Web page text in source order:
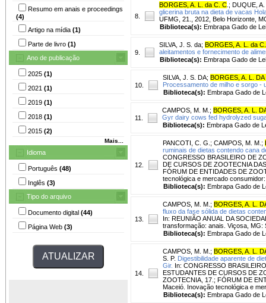
Resumo em anais e proceedings
(4)
Artigo na mídia (1)
Parte de livro (1)
Ano de publicação
2025 (1)
2021 (1)
2019 (1)
2018 (1)
2015 (2)
Mais...
Idioma
Português (48)
Inglês (3)
Tipo do arquivo
Documento digital (44)
Página Web (3)
8.
BORGES, A. L. da C. C ; DUQUE, A.
glicerina bruta na dieta de vacas
UFMG, 21., 2012, Belo Horizonte,
Biblioteca(s): Embrapa Gado de
9.
SILVA, J. S. da; BORGES, A. L. da
aleitamentos e fornecimento de
Biblioteca(s): Embrapa Gado de
10.
SILVA, J. S. DA; BORGES, A. L. DA
Processamento de milho e sorgo -
Biblioteca(s): Embrapa Gado de
11.
CAMPOS, M. M. ; BORGES, A. L.
Gyr dairy cows fed hydrolyzed
Biblioteca(s): Embrapa Gado de
12.
PANCOTI, C. G. ; CAMPOS, M. M. ;
ruminais de dietas contendo cana
CONGRESSO BRASILEIRO DE
DE CURSOS DE ZOOTECNIA
FÓRUM DE ENTIDADES DE
tecnológica e mercado
Biblioteca(s): Embrapa Gado de
13.
CAMPOS, M. M. ; BORGES, A. L.
fluxo da fase sólida de dietas
In: REUNIÃO ANUAL DA
transformação: anais. Viçosa, MG:
Biblioteca(s): Embrapa Gado de
14.
CAMPOS, M. M. ; BORGES, A. L.
S. P. Digestibilidade aparente de
Gir. In: CONGRESSO
ESTUDANTES DE CURSOS DE
ZOOTECNIA, 17.; FÓRUM DE
Maceió. Inovação tecnológica e
Biblioteca(s): Embrapa Gado de